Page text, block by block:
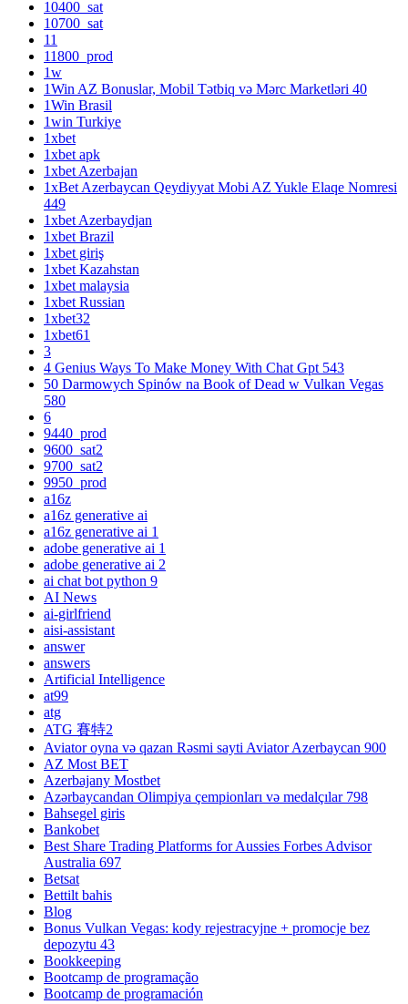
10400_sat
10700_sat
11
11800_prod
1w
1Win AZ Bonuslar, Mobil Tətbiq və Mərc Marketləri 40
1Win Brasil
1win Turkiye
1xbet
1xbet apk
1xbet Azerbajan
1xBet Azerbaycan Qeydiyyat Mobi AZ Yukle Elaqe Nomresi
449
1xbet Azerbaydjan
1xbet Brazil
1xbet giriş
1xbet Kazahstan
1xbet malaysia
1xbet Russian
1xbet32
1xbet61
3
4 Genius Ways To Make Money With Chat Gpt 543
50 Darmowych Spinów na Book of Dead w Vulkan Vegas
580
6
9440_prod
9600_sat2
9700_sat2
9950_prod
a16z
a16z generative ai
a16z generative ai 1
adobe generative ai 1
adobe generative ai 2
ai chat bot python 9
AI News
ai-girlfriend
aisi-assistant
answer
answers
Artificial Intelligence
at99
atg
ATG 賽特2
Aviator oyna və qazan Rəsmi sayti Aviator Azerbaycan 900
AZ Most BET
Azerbajany Mostbet
Azərbaycandan Olimpiya çempionları və medalçılar 798
Bahsegel giris
Bankobet
Best Share Trading Platforms for Aussies Forbes Advisor
Australia 697
Betsat
Bettilt bahis
Blog
Bonus Vulkan Vegas: kody rejestracyjne + promocje bez
depozytu 43
Bookkeeping
Bootcamp de programação
Bootcamp de programación